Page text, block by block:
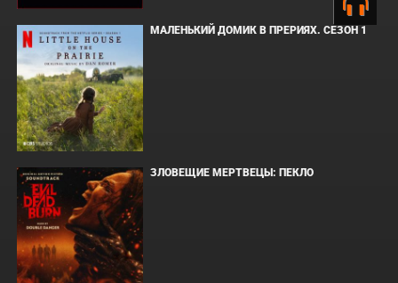
МАЛЕНЬКИЙ ДОМИК В ПРЕРИЯХ. СЕЗОН 1
ЗЛОВЕЩИЕ МЕРТВЕЦЫ: ПЕКЛО